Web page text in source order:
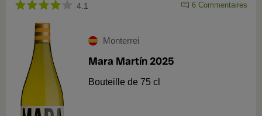
4.1 6 Commentaires
Monterrei
Mara Martín 2025
Bouteille de 75 cl